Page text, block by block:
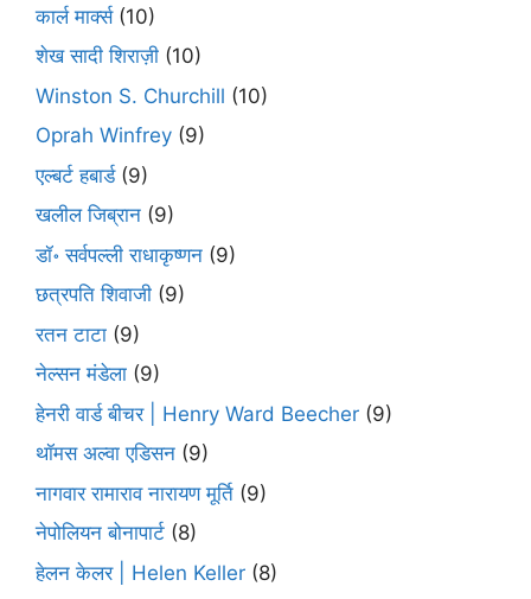
कार्ल मार्क्स(10)
शेख सादी शिराज़ी (10)
Winston S. Churchill (10)
Oprah Winfrey (9)
एल्बर्ट हबार्ड(9)
खलील जिब्रान (9)
डॉ॰ सर्वपल्ली राधाकृष्णन (9)
छत्रपति शिवाजी (9)
रतन टाटा (9)
नेल्सन मंडेला (9)
हेनरी वार्ड बीचर | Henry Ward Beecher (9)
थॉमस अल्वा एडिसन (9)
नागवार रामाराव नारायण मूर्ति (9)
नेपोलियन बोनापार्ट (8)
हेलन केलर | Helen Keller (8)